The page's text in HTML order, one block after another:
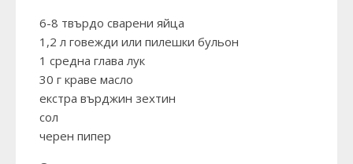
6-8 твърдо сварени яйца
1,2 л говежди или пилешки бульон
1 средна глава лук
30 г краве масло
екстра върджин зехтин
сол
черен пипер